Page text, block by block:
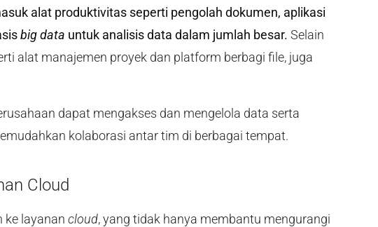
alat produktivitas seperti pengolah dokumen, aplikasi
big data untuk analisis data dalam jumlah besar. Selain
alat manajemen proyek dan platform berbagi file, juga
dapat mengakses dan mengelola data serta
kolaborasi antar tim di berbagai tempat.
Cloud
ke layanan cloud, yang tidak hanya membantu mengurangi